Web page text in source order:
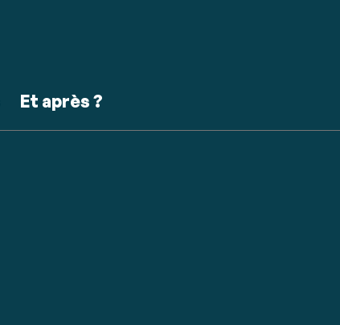
Et après ?